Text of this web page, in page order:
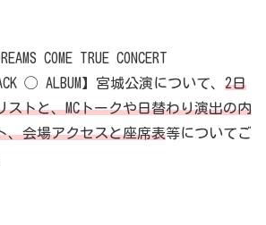
COME TRUE CONCERT
◯ ALBUM】宮城公演について、 2日
ストと、MCトークや日替わり演出の内
、会場アクセスと座席表等についてご